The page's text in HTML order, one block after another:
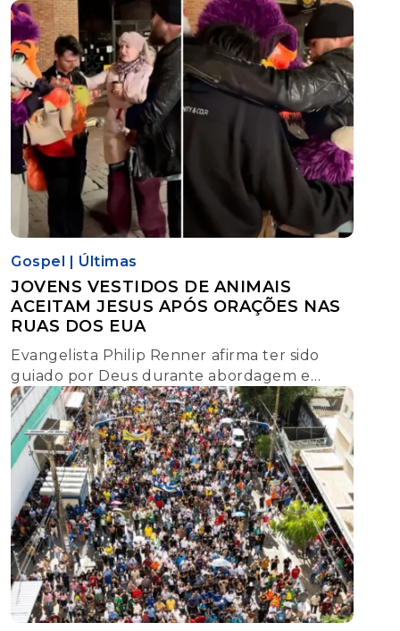
calcâneo e afirmou que continuará
confiando em Deus durante a recuperação
Gospel | Últimas
JOVENS VESTIDOS DE ANIMAIS
ACEITAM JESUS APÓS ORAÇÕES NAS
RUAS DOS EUA
Evangelista Philip Renner afirma ter sido
guiado por Deus durante abordagem e
relata momento de oração e entrega
espiritual